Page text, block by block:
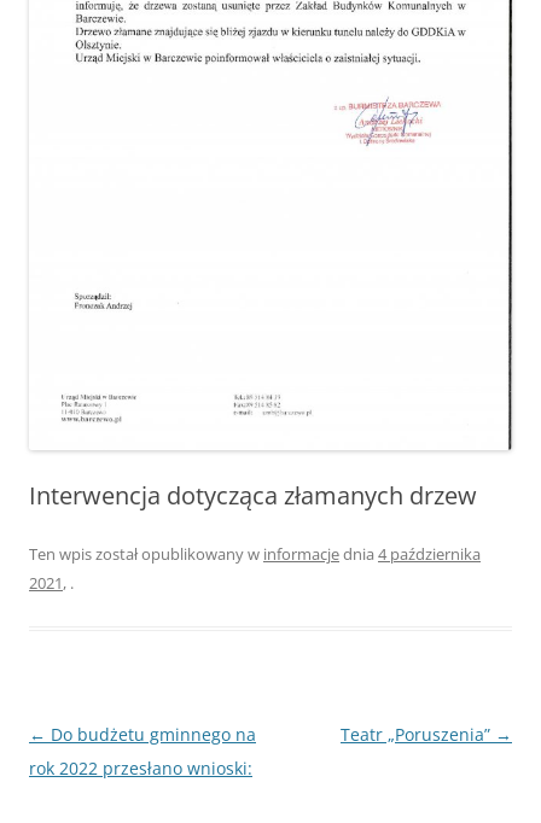
Interwencja dotycząca złamanych drzew
Ten wpis został opublikowany w informacjednia 4 października
2021, .
Nawigacja
wpisu
← Do budżetu gminnego na
rok 2022 przesłano wnioski:
Teatr „Poruszenia” →